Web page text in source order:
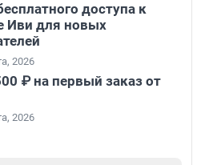
доступа к
Иви для новых
2026
₽ на первый заказ от
2026